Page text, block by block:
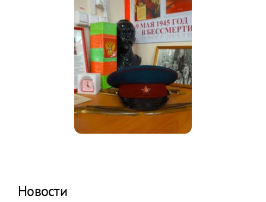
Новости